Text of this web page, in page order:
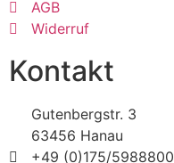
AGB
Widerruf
Kontakt
Gutenbergstr. 3
63456 Hanau
+49 (0)175/5988800